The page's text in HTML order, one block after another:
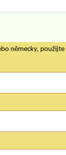
německy, použijte